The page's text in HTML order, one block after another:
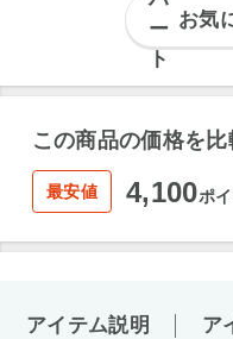
お気
この商品の価格を比
最安値 4,100ポ
アイテム説明 ア